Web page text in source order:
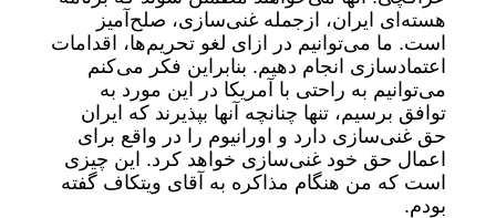
هسته‌ای ایران، ازجمله غنی‌سازی، صلح‌آمیز
است. ما می‌توانیم در ازای لغو تحریم‌ها، اقدامات
اعتمادسازی انجام دهیم. بنابراین فکر می‌کنم
می‌توانیم به راحتی با آمریکا در این مورد به
توافق برسیم، تنها چنانچه آنها بپذیرند که ایران
حق غنی‌سازی دارد و اورانیوم را در واقع برای
اعمال حق خود غنی‌سازی خواهد کرد. این چیزی
است که من هنگام مذاکره به آقای ویتکاف گفته
بودم.